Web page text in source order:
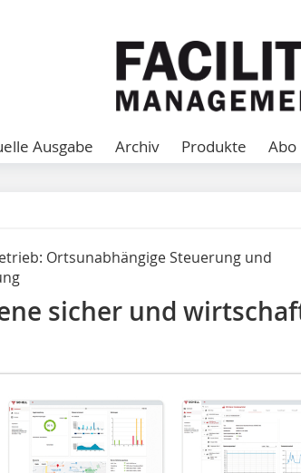
Ausgabe Archiv Produkte Abo
Ortsunabhängige Steuerung und
sicher und